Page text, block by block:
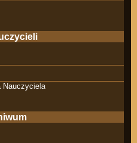
Nauczyciela